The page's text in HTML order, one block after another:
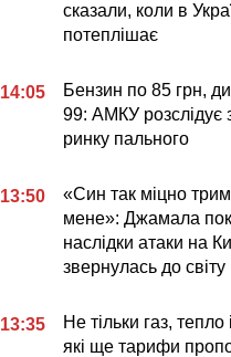
сказали, коли в
потеплішає
14:05
Бензин по 85 грн,
99: АМКУ розслідує
ринку пального
13:50
«Син так міцно
мене»: Джамала
наслідки атаки на
звернулась до світу
13:35
Не тільки газ, тепло
які ще тарифи